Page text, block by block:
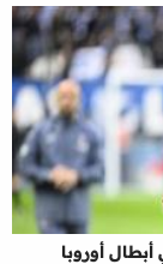
أوروبا